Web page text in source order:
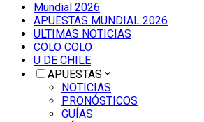
Mundial 2026
APUESTAS MUNDIAL 2026
ULTIMAS NOTICIAS
COLO COLO
U DE CHILE
APUESTAS
NOTICIAS
PRONÓSTICOS
GUÍAS